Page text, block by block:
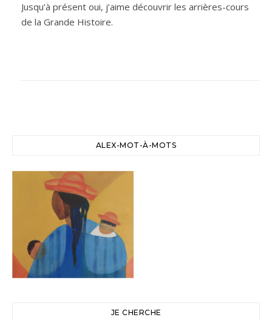
Jusqu’à présent oui, j’aime découvrir les arrières-cours
de la Grande Histoire.
ALEX-MOT-À-MOTS
JE CHERCHE